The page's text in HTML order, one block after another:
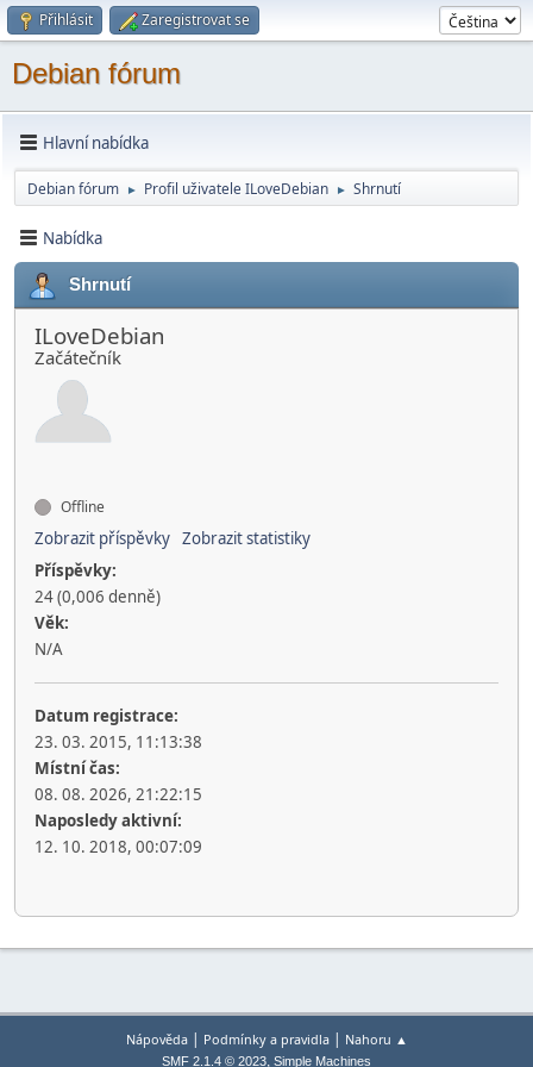
Přihlásit Zaregistrovat se
Debian fórum
Hlavní nabídka
Debian fórum ► Profil uživatele ILoveDebian ► Shrnutí
Nabídka
Shrnutí
ILoveDebian
Začátečník
Offline
Zobrazit příspěvky Zobrazit statistiky
Příspěvky:
24 (0,006 denně)
Věk:
N/A
Datum registrace:
23. 03. 2015, 11:13:38
Místní čas:
08. 08. 2026, 21:22:15
Naposledy aktivní:
12. 10. 2018, 00:07:09
Nápověda| Podmínky a pravidla| Nahoru ▲
SMF 2.1.4 © 2023, Simple Machines